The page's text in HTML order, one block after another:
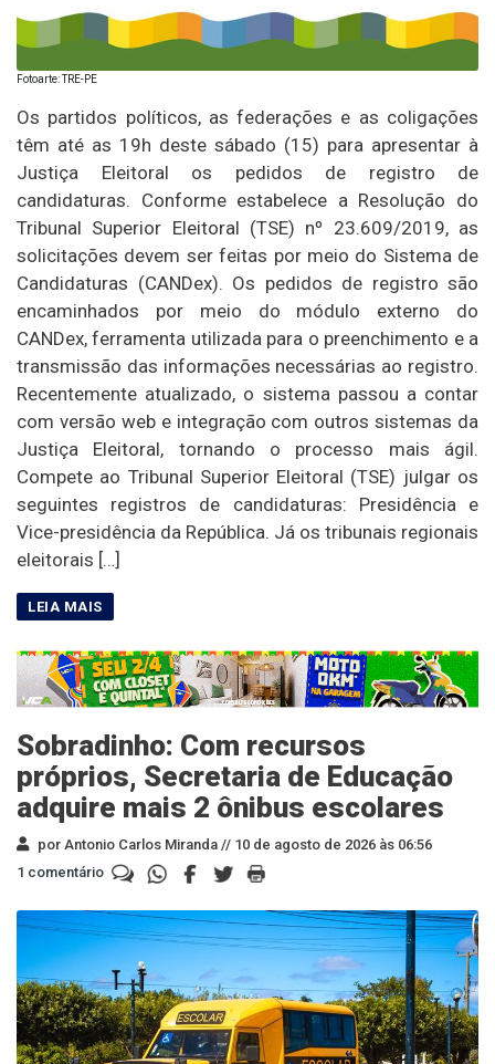
Fotoarte: TRE-PE
Os partidos políticos, as federações e as coligações
têm até as 19h deste sábado (15) para apresentar à
Justiça Eleitoral os pedidos de registro de
candidaturas. Conforme estabelece a Resolução do
Tribunal Superior Eleitoral (TSE) nº 23.609/2019, as
solicitações devem ser feitas por meio do Sistema de
Candidaturas (CANDex). Os pedidos de registro são
encaminhados por meio do módulo externo do
CANDex, ferramenta utilizada para o preenchimento e a
transmissão das informações necessárias ao registro.
Recentemente atualizado, o sistema passou a contar
com versão web e integração com outros sistemas da
Justiça Eleitoral, tornando o processo mais ágil.
Compete ao Tribunal Superior Eleitoral (TSE) julgar os
seguintes registros de candidaturas: Presidência e
Vice-presidência da República. Já os tribunais regionais
eleitorais […]
Sobradinho: Com recursos
próprios, Secretaria de Educação
adquire mais 2 ônibus escolares
por Antonio Carlos Miranda // 10 de agosto de 2026 às 06:56
1 comentário